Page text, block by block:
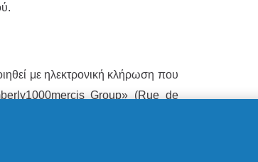
με ηλεκτρονική κλήρωση που
Group» (Rue de